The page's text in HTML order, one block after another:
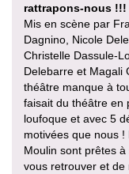
rattrapons-nous !!!
Mis en scène par
Dagnino, Nicole
Christelle Dassule-
Delebarre et Magali
théâtre manque à
faisait du théâtre en
loufoque et avec 5
motivées que nous
Moulin sont prêtes
vous retrouver et de